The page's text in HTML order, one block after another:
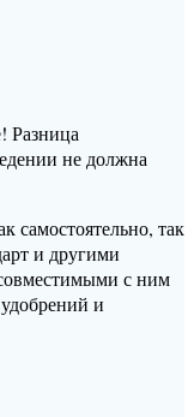
Разница
не должна
самостоятельно, так
и другими
с ним
и